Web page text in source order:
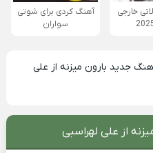
خارجی
آهنگ کردی برای شوتی
سواران
جدید بارون میزنه از علی
از علی لهراسبی